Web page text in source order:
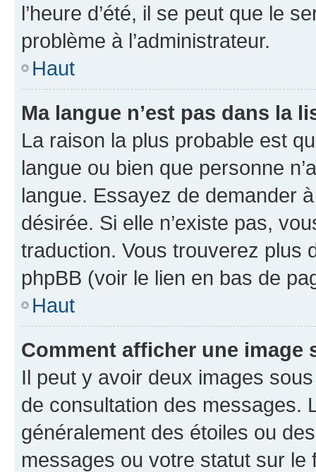
l’heure d’été, il se peut que le
problème à l’administrateur.
Haut
Ma langue n’est pas dans la
La raison la plus probable est
langue ou bien que personne
langue. Essayez de demander
désirée. Si elle n’existe pas,
traduction. Vous trouverez plus
phpBB (voir le lien en bas de
Haut
Comment afficher une image
Il peut y avoir deux images
de consultation des messages.
généralement des étoiles ou
messages ou votre statut sur